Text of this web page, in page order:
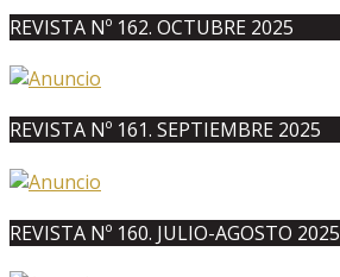
REVISTA Nº 162. OCTUBRE 2025
REVISTA Nº 161. SEPTIEMBRE 2025
REVISTA Nº 160. JULIO-AGOSTO 2025